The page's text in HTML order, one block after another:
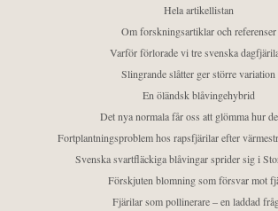
Hela artikellistan
Om forskningsartiklar och referenser
Varför förlorade vi tre svenska
Slingrande slåtter ger större variation
En öländsk blåvingehybrid
Det nya normala får oss att glömma hur
Fortplantningsproblem hos rapsfjärilar efter
Svenska svartfläckiga blåvingar sprider sig i
Förskjuten blomning som försvar mot
Fjärilar som pollinerare – en laddad